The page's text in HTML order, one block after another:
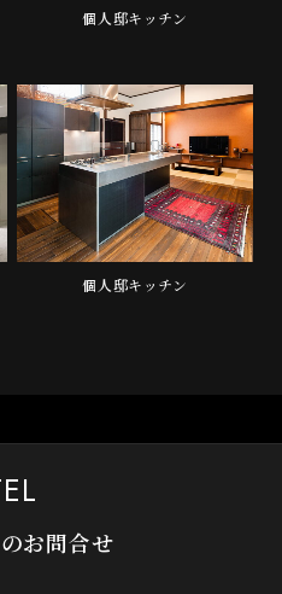
個人邸キッチン
個人邸キッチン
お問合せ